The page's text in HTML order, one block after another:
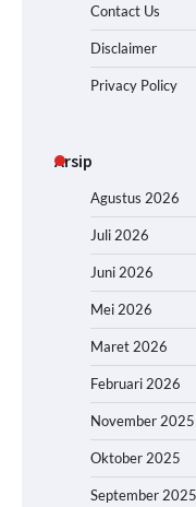
Contact Us
Disclaimer
Privacy Policy
Arsip
Agustus 2026
Juli 2026
Juni 2026
Mei 2026
Maret 2026
Februari 2026
November 2025
Oktober 2025
September 2025